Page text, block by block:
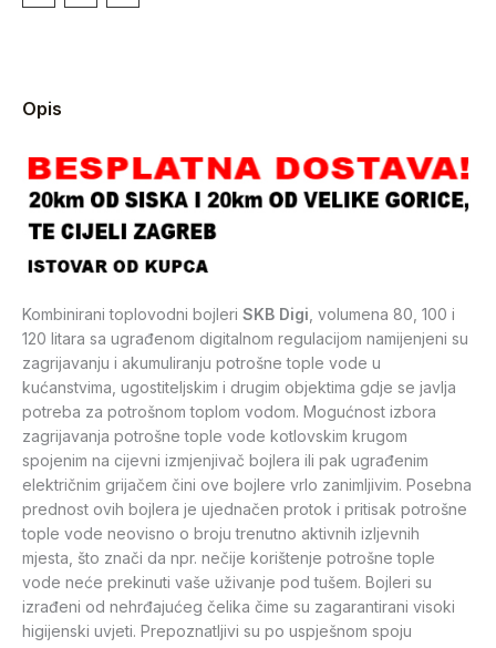
Opis
Kombinirani toplovodni bojleri SKB Digi , volumena 80, 100 i
120 litara sa ugrađenom digitalnom regulacijom namijenjeni su
zagrijavanju i akumuliranju potrošne tople vode u
kućanstvima, ugostiteljskim i drugim objektima gdje se javlja
potreba za potrošnom toplom vodom. Mogućnost izbora
zagrijavanja potrošne tople vode kotlovskim krugom
spojenim na cijevni izmjenjivač bojlera ili pak ugrađenim
električnim grijačem čini ove bojlere vrlo zanimljivim. Posebna
prednost ovih bojlera je ujednačen protok i pritisak potrošne
tople vode neovisno o broju trenutno aktivnih izljevnih
mjesta, što znači da npr. nečije korištenje potrošne tople
vode neće prekinuti vaše uživanje pod tušem. Bojleri su
izrađeni od nehrđajućeg čelika čime su zagarantirani visoki
higijenski uvjeti. Prepoznatljivi su po uspješnom spoju